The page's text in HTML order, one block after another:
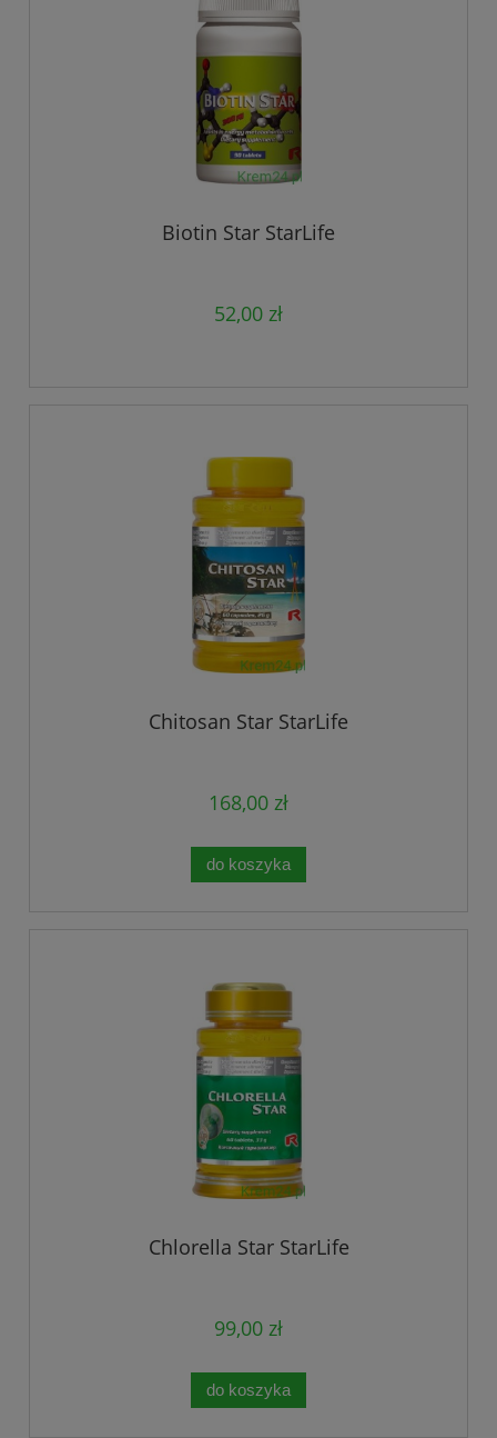
Biotin Star StarLife
52,00 zł
Chitosan Star StarLife
168,00 zł
do koszyka
Chlorella Star StarLife
99,00 zł
do koszyka